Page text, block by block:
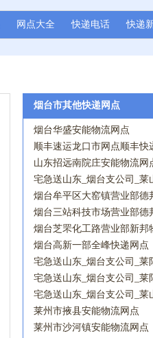
网点大全 快递电话 快递
烟台市其他快递网点
烟台华盛安能物流网点
顺丰速运龙口市网点顺丰快
山东招远南院庄安能物流网
宅急送山东_烟台支公司_莱
春大街以西营业点宅急送网
烟台牟平区大窑镇营业部德
烟台三站科技市场营业部德
烟台芝罘化工路营业部新邦
烟台高新一部全峰快递网点
宅急送山东_烟台支公司_莱
莱A加盟商_北关营业点宅
宅急送山东_烟台支公司_莱
莱A加盟商_小门家镇营业点
宅急送山东_烟台支公司_莱
凰营业点宅急送网点
莱州市掖县安能物流网点
莱州市沙河镇安能物流网点